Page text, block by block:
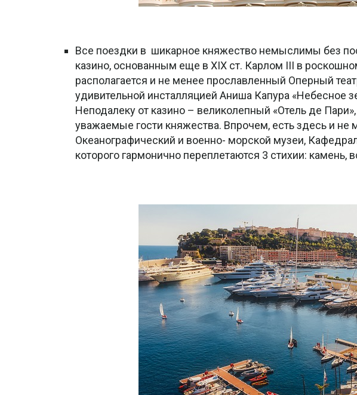
Все поездки в шикарное княжество немыслимы без
казино, основанным еще в XIX ст. Карлом III в
располагается и не менее прославленный Оперный
удивительной инсталляцией Аниша Капура «Небесное
Неподалеку от казино – великолепный «Отель де
уважаемые гости княжества. Впрочем, есть здесь и
Океанографический и военно- морской музеи,
которого гармонично переплетаются 3 стихии: камень,